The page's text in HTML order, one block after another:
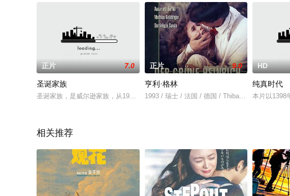
正片 7.0
圣诞家族
圣诞家族，是威尔逊家族，从1955年开始，每年都会在圣诞节拍摄一张家族成员与圣
正片 9.0
亨利·格林
1993 / 瑞士 / 法国 / 德国 /
HD
纯真时代
本片以1398
相关推荐